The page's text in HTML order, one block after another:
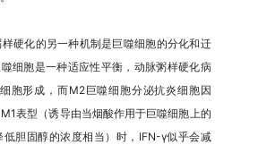
硬化的另一种机制是巨噬细胞的分化和迁
细胞是一种适应性平衡，动脉粥样硬化病
胞形成，而M2巨噬细胞分泌抗炎细胞因
表型（诱导由当烟酸作用于巨噬细胞上的
胆固醇的浓度相当）时，IFN-γ似乎会减